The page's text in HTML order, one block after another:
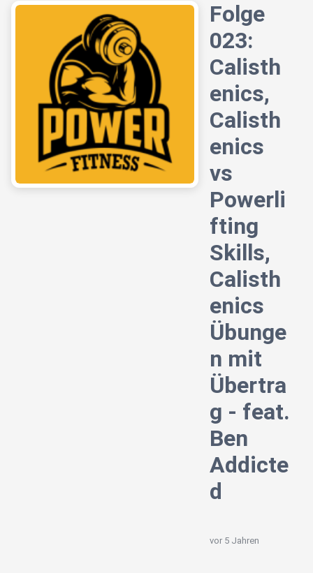
Folge
023:
Calisth
enics,
Calisth
enics
vs
Powerli
fting
Skills,
Calisth
enics
Übunge
n mit
Übertra
g - feat.
Ben
Addicte
d
vor 5 Jahren